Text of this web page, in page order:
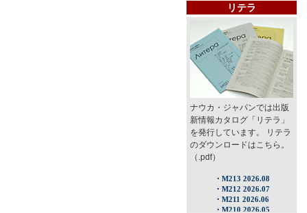
リテラ
ナウカ・ジャパンでは出版
新情報カタログ「リテラ」
を発行しています。 リテラ
のダウンロードはこちら。
（.pdf）